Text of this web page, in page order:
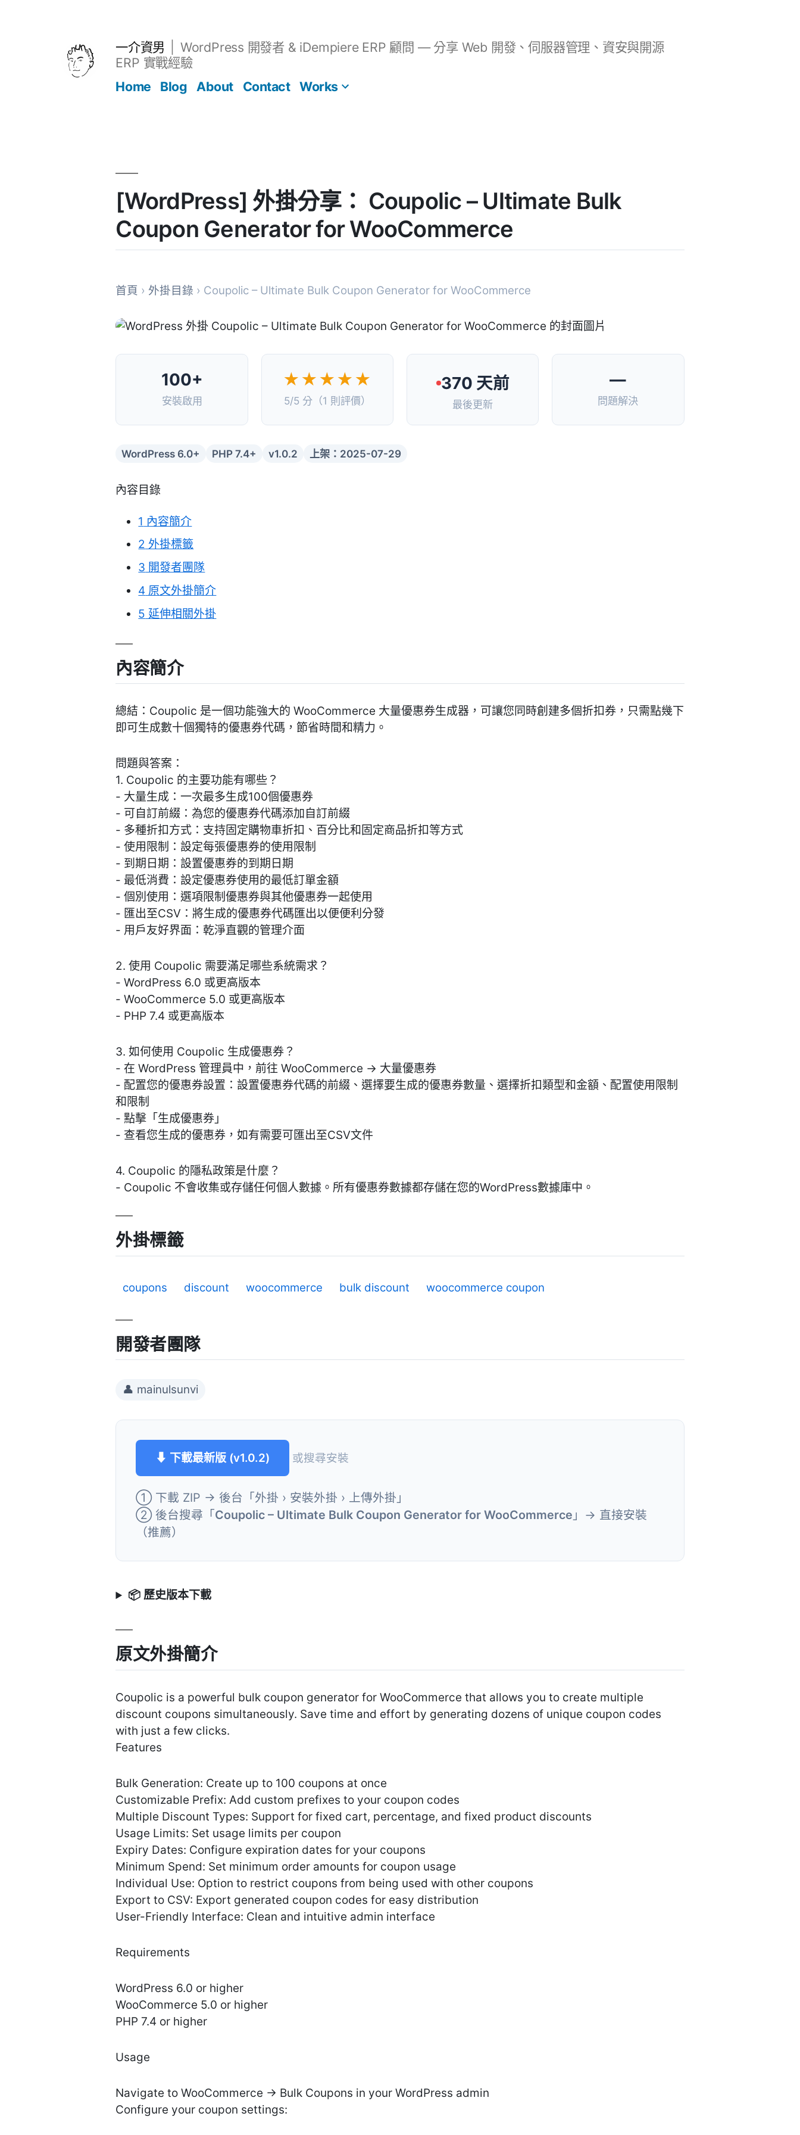
一介資男
WordPress 開發者 & iDempiere ERP 顧問 — 分享 Web 開發、伺服器管理、資安與開源
ERP 實戰經驗
Home
Blog About Contact Works
[WordPress] 外掛分享： Coupolic – Ultimate Bulk
Coupon Generator for WooCommerce
首頁 › 外掛目錄 › Coupolic – Ultimate Bulk Coupon Generator for WooCommerce
100+
安裝啟用
★★★★★
5/5 分（1 則評價）
370 天前
最後更新
—
問題解決
WordPress 6.0+ PHP 7.4+ v1.0.2 上架：2025-07-29
內容目錄
1 內容簡介
2 外掛標籤
3 開發者團隊
4 原文外掛簡介
5 延伸相關外掛
內容簡介
總結：Coupolic 是一個功能強大的 WooCommerce 大量優惠券生成器，可讓您同時創建多個折扣券，只需點幾下
即可生成數十個獨特的優惠券代碼，節省時間和精力。
問題與答案：
1. Coupolic 的主要功能有哪些？
- 大量生成：一次最多生成100個優惠券
- 可自訂前綴：為您的優惠券代碼添加自訂前綴
- 多種折扣方式：支持固定購物車折扣、百分比和固定商品折扣等方式
- 使用限制：設定每張優惠券的使用限制
- 到期日期：設置優惠券的到期日期
- 最低消費：設定優惠券使用的最低訂單金額
- 個別使用：選項限制優惠券與其他優惠券一起使用
- 匯出至CSV：將生成的優惠券代碼匯出以便便利分發
- 用戶友好界面：乾淨直觀的管理介面
2. 使用 Coupolic 需要滿足哪些系統需求？
- WordPress 6.0 或更高版本
- WooCommerce 5.0 或更高版本
- PHP 7.4 或更高版本
3. 如何使用 Coupolic 生成優惠券？
- 在 WordPress 管理員中，前往 WooCommerce → 大量優惠券
- 配置您的優惠券設置：設置優惠券代碼的前綴、選擇要生成的優惠券數量、選擇折扣類型和金額、配置使用限制
和限制
- 點擊「生成優惠券」
- 查看您生成的優惠券，如有需要可匯出至CSV文件
4. Coupolic 的隱私政策是什麼？
- Coupolic 不會收集或存儲任何個人數據。所有優惠券數據都存儲在您的WordPress數據庫中。
外掛標籤
coupons discount woocommerce bulk discount woocommerce coupon
開發者團隊
👤 mainulsunvi
⬇ 下載最新版 (v1.0.2) 或搜尋安裝
① 下載 ZIP → 後台「外掛 › 安裝外掛 › 上傳外掛」
② 後台搜尋「Coupolic – Ultimate Bulk Coupon Generator for WooCommerce 」→ 直接安裝
（推薦）
📦 歷史版本下載
原文外掛簡介
Coupolic is a powerful bulk coupon generator for WooCommerce that allows you to create multiple
discount coupons simultaneously. Save time and effort by generating dozens of unique coupon codes
with just a few clicks.
Features
Bulk Generation: Create up to 100 coupons at once
Customizable Prefix: Add custom prefixes to your coupon codes
Multiple Discount Types: Support for fixed cart, percentage, and fixed product discounts
Usage Limits: Set usage limits per coupon
Expiry Dates: Configure expiration dates for your coupons
Minimum Spend: Set minimum order amounts for coupon usage
Individual Use: Option to restrict coupons from being used with other coupons
Export to CSV: Export generated coupon codes for easy distribution
User-Friendly Interface: Clean and intuitive admin interface
Requirements
WordPress 6.0 or higher
WooCommerce 5.0 or higher
PHP 7.4 or higher
Usage
Navigate to WooCommerce → Bulk Coupons in your WordPress admin
Configure your coupon settings: